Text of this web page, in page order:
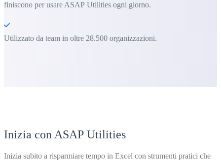
finiscono per usare ASAP Utilities ogni giorno.
Utilizzato da team in oltre 28.500 organizzazioni.
Inizia con ASAP Utilities
Inizia subito a risparmiare tempo in Excel con strumenti pratici che